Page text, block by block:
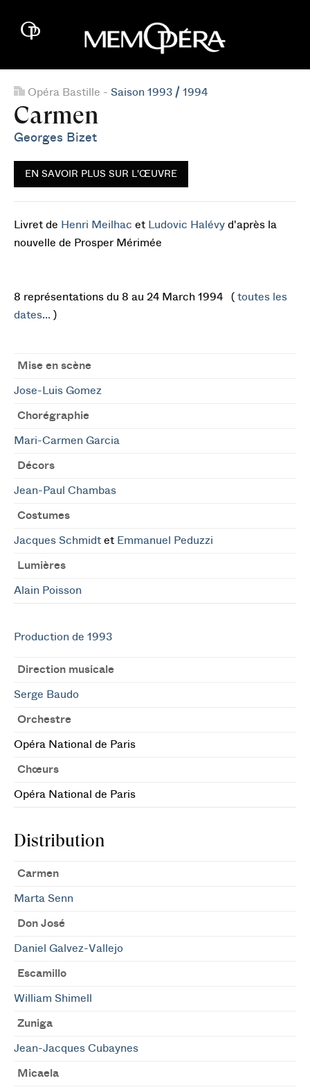
Opéra Bastille - Saison 1993 / 1994
Carmen
Georges Bizet
EN SAVOIR PLUS SUR L'ŒUVRE
Livret de Henri Meilhac et Ludovic Halévy d'après la
nouvelle de Prosper Mérimée
8 représentations du 8 au 24 March 1994 ( toutes les
dates... )
Mise en scène
Jose-Luis Gomez
Chorégraphie
Mari-Carmen Garcia
Décors
Jean-Paul Chambas
Costumes
Jacques Schmidt et Emmanuel Peduzzi
Lumières
Alain Poisson
Production de 1993
Direction musicale
Serge Baudo
Orchestre
Opéra National de Paris
Chœurs
Opéra National de Paris
Distribution
Carmen
Marta Senn
Don José
Daniel Galvez-Vallejo
Escamillo
William Shimell
Zuniga
Jean-Jacques Cubaynes
Micaela